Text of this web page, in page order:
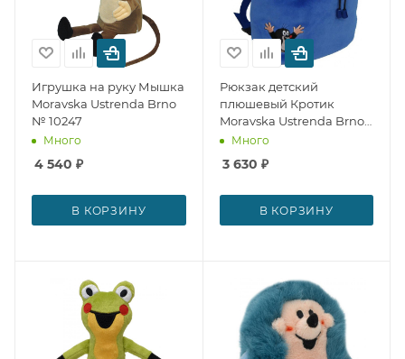
Игрушка на руку Мышка
Moravska Ustrenda Brno
№ 10247
Много
4 540 ₽
В КОРЗИНУ
Рюкзак детский
плюшевый Кротик
Moravska Ustrenda Brno
№ 27278
Много
3 630 ₽
В КОРЗИНУ